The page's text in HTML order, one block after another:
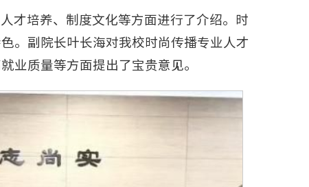
才培养、制度文化等方面进行了介绍。时
。副院长叶长海对我校时尚传播专业人才
业质量等方面提出了宝贵意见。